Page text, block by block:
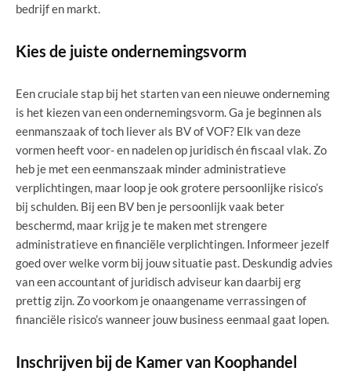
bedrijf en markt.
Kies de juiste ondernemingsvorm
Een cruciale stap bij het starten van een nieuwe onderneming
is het kiezen van een ondernemingsvorm. Ga je beginnen als
eenmanszaak of toch liever als BV of VOF? Elk van deze
vormen heeft voor- en nadelen op juridisch én fiscaal vlak. Zo
heb je met een eenmanszaak minder administratieve
verplichtingen, maar loop je ook grotere persoonlijke risico’s
bij schulden. Bij een BV ben je persoonlijk vaak beter
beschermd, maar krijg je te maken met strengere
administratieve en financiële verplichtingen. Informeer jezelf
goed over welke vorm bij jouw situatie past. Deskundig advies
van een accountant of juridisch adviseur kan daarbij erg
prettig zijn. Zo voorkom je onaangename verrassingen of
financiële risico’s wanneer jouw business eenmaal gaat lopen.
Inschrijven bij de Kamer van Koophandel